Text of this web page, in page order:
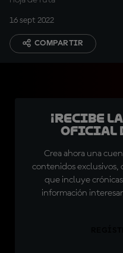
16 sept 2022
COMPARTIR
¡Recibe
oficial
Crea ahora una
contenidos exclusivos,
que incluye
información